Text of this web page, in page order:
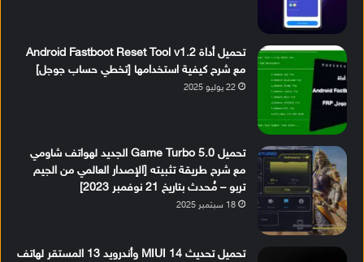
تحميل أداة Android Fastboot Reset Tool v1.2
مع شرح كيفية استخدامها [تخطي حساب جوجل]
22 يوليو 2025
تحميل Game Turbo 5.0 الجديد لهواتف شاومي
مع شرح طريقة تثبيته [الإصدار العالمي من الجيم
تربو – مُحدث بتاريخ 21 نوفمبر 2023]
18 سبتمبر 2025
تحميل تحديث MIUI 14 وأندرويد 13 المستقر لهاتف